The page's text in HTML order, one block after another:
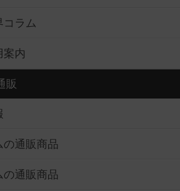
コラム
案内
販
の通販商品
の通販商品